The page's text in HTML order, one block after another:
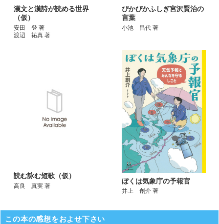
漢文と漢詩が読める世界
（仮）
安田 登 著
渡辺 祐真 著
ぴかぴかふしぎ宮沢賢治の
言葉
小池 昌代 著
読む詠む短歌（仮）
高良 真実 著
ぼくは気象庁の予報官
井上 創介 著
この本の感想をおよせ下さい